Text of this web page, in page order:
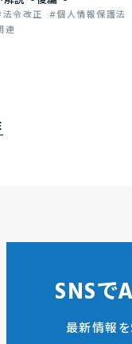
法令改正
個人情報保護法
連
SNSで
最新情報を